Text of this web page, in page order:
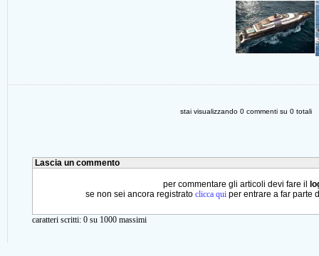
stai visualizzando 0commenti su 0totali
Lascia un commento
per commentare gli articoli devi fare il
se non sei ancora registrato clicca quiper entrare a far parte
caratteri scritti: 0 su 1000 massimi